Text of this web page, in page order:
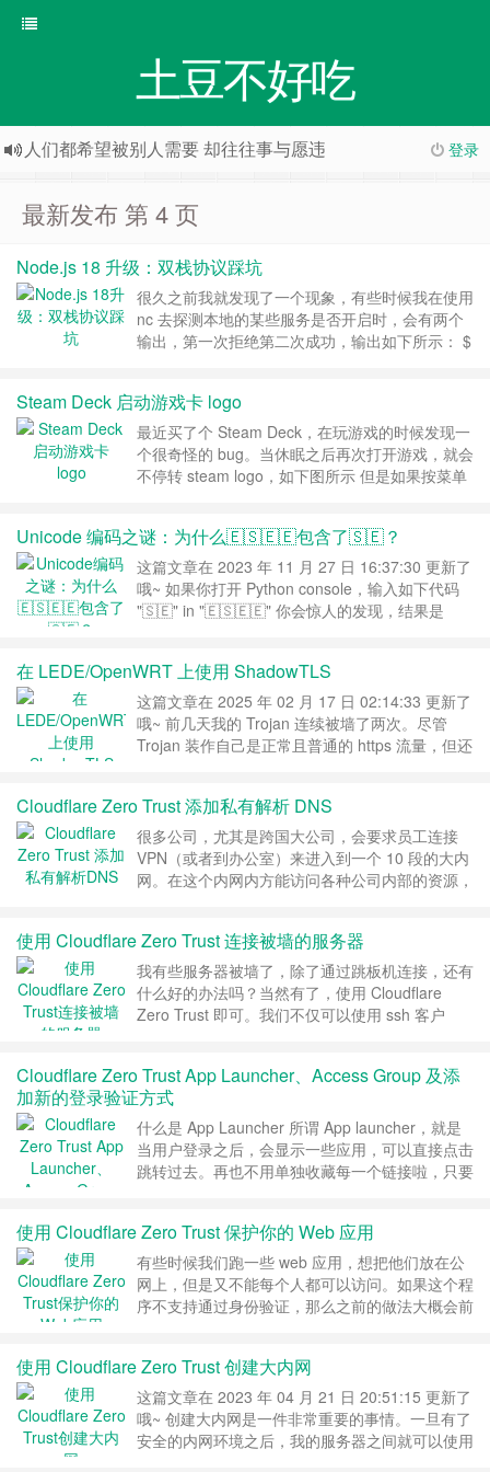
土豆不好吃
登录
人们都希望被别人需要 却往往事与愿违
最新发布 第 4 页
Node.js 18 升级：双栈协议踩坑
很久之前我就发现了一个现象，有些时候我在使用
nc 去探测本地的某些服务是否开启时，会有两个
输出，第一次拒绝第二次成功，输出如下所示： $
Connection to l……
Steam Deck 启动游戏卡 logo
最近买了个 Steam Deck，在玩游戏的时候发现一
个很奇怪的 bug。当休眠之后再次打开游戏，就会
不停转 steam logo，如下图所示 但是如果按菜单
- 自定义 - 用作唤醒影片 这个关掉就可……
阅读 »
Unicode 编码之谜：为什么🇪🇸🇪🇪包含了🇸🇪？
这篇文章在 2023 年 11 月 27 日 16:37:30 更新了
哦~ 如果你打开 Python console，输入如下代码
"🇸🇪" in "🇪🇸🇪🇪" 你会惊人的发现，结果是
Unicode 是一种编……继续阅读 »
在 LEDE/OpenWRT 上使用 ShadowTLS
这篇文章在 2025 年 02 月 17 日 02:14:33 更新了
哦~ 前几天我的 Trojan 连续被墙了两次。尽管
Trojan 装作自己是正常且普通的 https 流量，但还
的东西，叫 ShadowTLS，也是用来伪装流量的，
体验了一下感觉也不错。 ShadowTLS 本身并不
提供加密代理……继续阅读 »
Cloudflare Zero Trust 添加私有解析 DNS
很多公司，尤其是跨国大公司，会要求员工连接
VPN（或者到办公室）来进入到一个 10 段的大内
网。在这个内网内方能访问各种公司内部的资源，
会发布到公网上，就像你家路由器对于主机名为
home 这台设备的解析一样，只有进入了你家的网
络才有。 在使用 Cloudfla……继续阅读 »
使用 Cloudflare Zero Trust 连接被墙的服务器
我有些服务器被墙了，除了通过跳板机连接，还有
什么好的办法吗？当然有了，使用 Cloudflare
Zero Trust 即可。我们不仅可以使用 ssh 客户
以。 安装并连接 cloudflared 首先还是要想办法连
接到被墙的机器，下载 cloudflared https://gi……
继续阅读 »
Cloudflare Zero Trust App Launcher、Access Group 及添
加新的登录验证方式
什么是 App Launcher 所谓 App launcher，就是
当用户登录之后，会显示一些应用，可以直接点击
跳转过去。再也不用单独收藏每一个链接啦，只要
进行验证的。非常简单，但是有时邮件可能会发送
失败，比如说被 Gmail 拦截。那么有没有办法添
加新的验证方式……继续阅读 »
使用 Cloudflare Zero Trust 保护你的 Web 应用
有些时候我们跑一些 web 应用，想把他们放在公
网上，但是又不能每个人都可以访问。如果这个程
序不支持通过身份验证，那么之前的做法大概会前
nginx 就让人感觉很繁琐！在有了 Cloudflare
Zero Trust 之后，我们可以利用 Cloudflare 做到
这种身份认证的事情……继续阅读 »
使用 Cloudflare Zero Trust 创建大内网
这篇文章在 2023 年 04 月 21 日 20:51:15 更新了
哦~ 创建大内网是一件非常重要的事情。一旦有了
安全的内网环境之后，我的服务器之间就可以使用